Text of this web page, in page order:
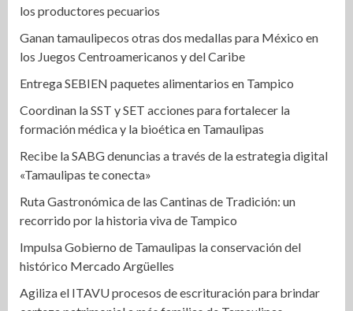
los productores pecuarios
Ganan tamaulipecos otras dos medallas para México en
los Juegos Centroamericanos y del Caribe
Entrega SEBIEN paquetes alimentarios en Tampico
Coordinan la SST y SET acciones para fortalecer la
formación médica y la bioética en Tamaulipas
Recibe la SABG denuncias a través de la estrategia digital
«Tamaulipas te conecta»
Ruta Gastronómica de las Cantinas de Tradición: un
recorrido por la historia viva de Tampico
Impulsa Gobierno de Tamaulipas la conservación del
histórico Mercado Argüelles
Agiliza el ITAVU procesos de escrituración para brindar